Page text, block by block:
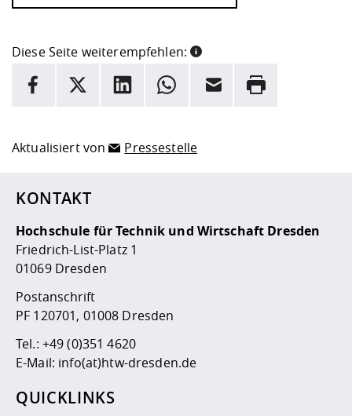
Diese Seite weiterempfehlen:
INFORMATION
Facebook
X LinkedInWhatsappE-Mail Drucken
Aktualisiert von Pressestelle
KONTAKT
Hochschule für Technik und Wirtschaft Dresden
Friedrich-List-Platz 1
01069 Dresden
Postanschrift
PF 120701, 01008 Dresden
Tel.: +49 (0)351 4620
E-Mail: info(at)htw-dresden.de
QUICKLINKS